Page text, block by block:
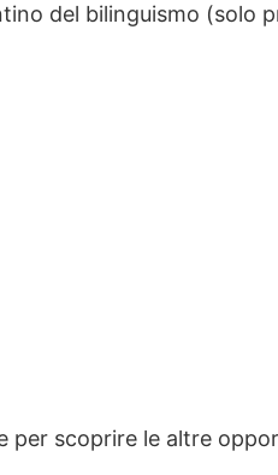
del bilinguismo (solo
per scoprire le altre